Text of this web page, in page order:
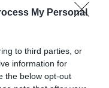
My Personal
to third parties, or
information for
the below opt-out
ezért
lelassítani
felnőttet kerestek
és nem lehettek